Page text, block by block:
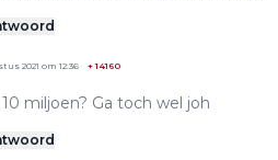
2021 om 12:36 +14160
miljoen? Ga toch wel joh